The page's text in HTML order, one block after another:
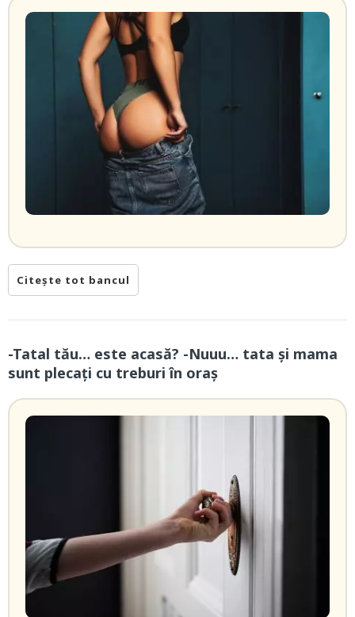
Citește tot bancul
-Tatal tău… este acasă? -Nuuu… tata și mama
sunt plecați cu treburi în oraș